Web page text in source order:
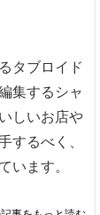
タブロイド
集するシャ
しいお店や
するべく、
います。